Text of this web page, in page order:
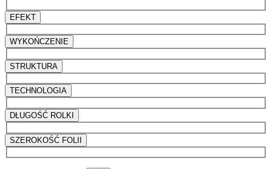
EFEKT
WYKOŃCZENIE
STRUKTURA
TECHNOLOGIA
DŁUGOŚĆ ROLKI
SZEROKOŚĆ FOLII